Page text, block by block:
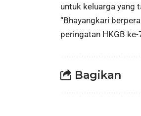
untuk keluarga yang
“Bhayangkari
peringatan HKGB
Bagikan